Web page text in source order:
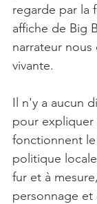
regarde par la
affiche de Big
narrateur
vivante.
Il n'y a aucun
pour
fonctionnent
politique
fur et à
personnage et